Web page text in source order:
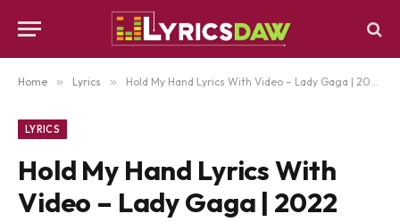
Home » Lyrics » Hold My Hand Lyrics With Video – Lady Gaga | 2022 Song
LYRICS
Hold My Hand Lyrics With
Video – Lady Gaga | 2022